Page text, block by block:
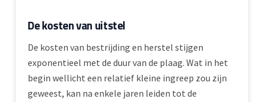
De kosten van uitstel
De kosten van bestrijding en herstel stijgen
exponentieel met de duur van de plaag. Wat in het
begin wellicht een relatief kleine ingreep zou zijn
geweest, kan na enkele jaren leiden tot de